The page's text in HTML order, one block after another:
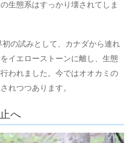
生態系はすっかり壊されてしま
の試みとして、カナダから連れ
イエローストーンに離し、生態
われました。今ではオオカミの
れつつあります。
へ